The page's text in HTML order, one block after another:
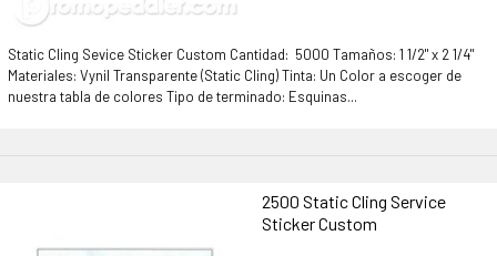
Static Cling Sevice Sticker Custom Cantidad: 5000 Tamaños: 1 1/2" x 2 1/4"
Materiales: Vynil Transparente (Static Cling) Tinta: Un Color a escoger de
nuestra tabla de colores Tipo de terminado: Esquinas...
2500 Static Cling Service
Sticker Custom